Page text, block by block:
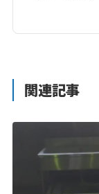
関連記事